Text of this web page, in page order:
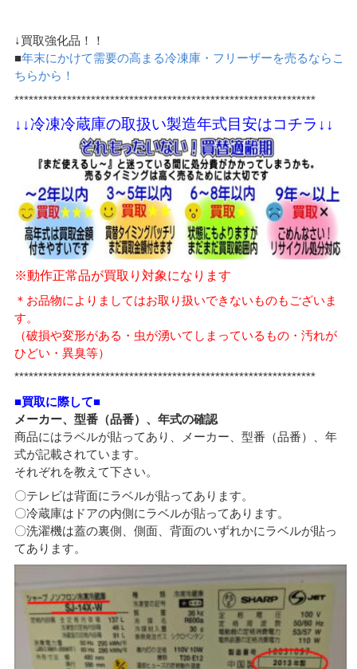
↓買取強化品！！
■年末にかけて需要の高まる冷凍庫・フリーザーを売るならこ
ちらから！
***************************************************************
↓↓冷凍冷蔵庫の取扱い製造年式目安はコチラ↓↓
※動作正常品が買取り対象になります
＊お品物によりましてはお取り扱いできないものもございま
す。
（破損や変形がある・虫が湧いてしまっているもの・汚れが
ひどい・異臭等）
***************************************************************
■買取に際して■
メーカー、型番（品番）、年式の確認
商品にはラベルが貼ってあり、メーカー、型番（品番）、年
式が記載されています。
それぞれを教えて下さい。
〇テレビは背面にラベルが貼ってあります。
〇冷蔵庫はドアの内側にラベルが貼ってあります。
〇洗濯機は蓋の裏側、側面、背面のいずれかにラベルが貼っ
てあります。